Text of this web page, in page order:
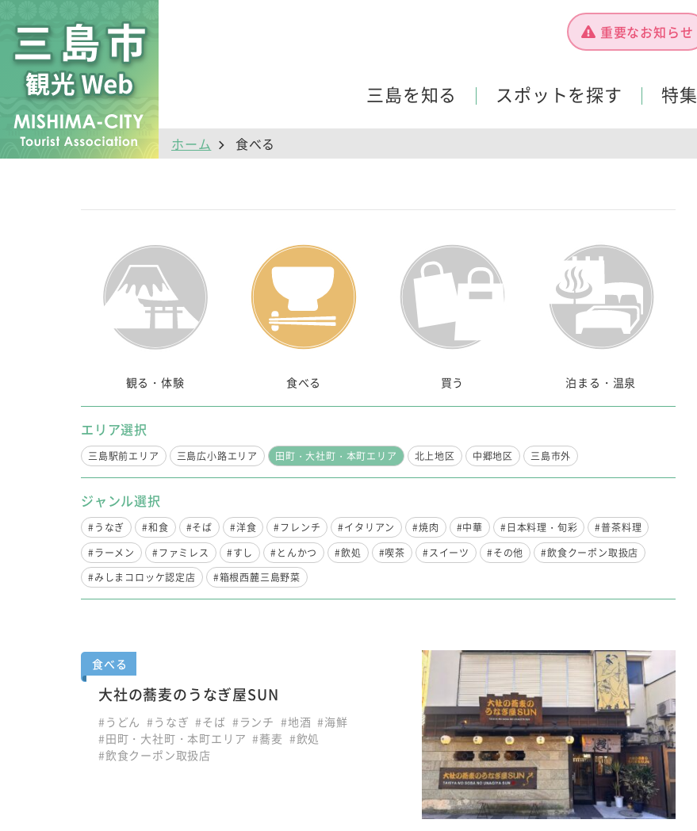
重要なお知らせ
三島を知る スポットを探す 特集
ホーム 食べる
観る・体験 食べる 買う 泊まる・温泉
エリア選択
三島駅前エリア 三島広小路エリア 田町・大社町・本町エリア 北上地区 中郷地区 三島市外
ジャンル選択
#うなぎ #和食 #そば #洋食 #フレンチ #イタリアン #焼肉 #中華 #日本料理・旬彩
#普茶料理
#ラーメン
#ファミレス #すし #とんかつ #飲処 #喫茶 #スイーツ #その他
#飲食クーポン取扱店
#みしまコロッケ認定店
#箱根西麓三島野菜
食べる
大社の蕎麦のうなぎ屋SUN
#うどん #うなぎ #そば #ランチ #地酒 #海鮮
#田町・大社町・本町エリア #蕎麦 #飲処
#飲食クーポン取扱店